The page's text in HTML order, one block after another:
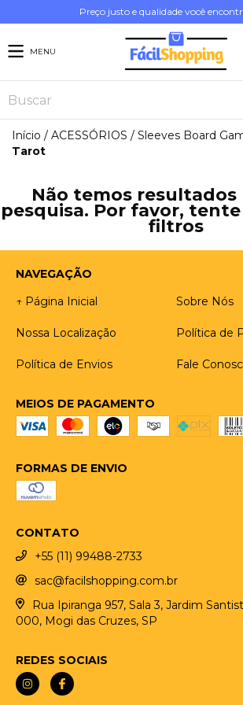
Preço justo e qualidade você
MENU
Início / ACESSÓRIOS / Sleeves Board
Tarot
Não temos resultados
pesquisa. Por favor,
filtros
NAVEGAÇÃO
↑ Página Inicial
Sobre Nós
Nossa Localização Política de
Política de Envios Fale
MEIOS DE PAGAMENTO
FORMAS DE ENVIO
CONTATO
+55 (11) 99488-2733
sac@facilshopping.com.br
Rua Ipiranga 957, Sala 3, Jardim
000, Mogi das Cruzes, SP
REDES SOCIAIS